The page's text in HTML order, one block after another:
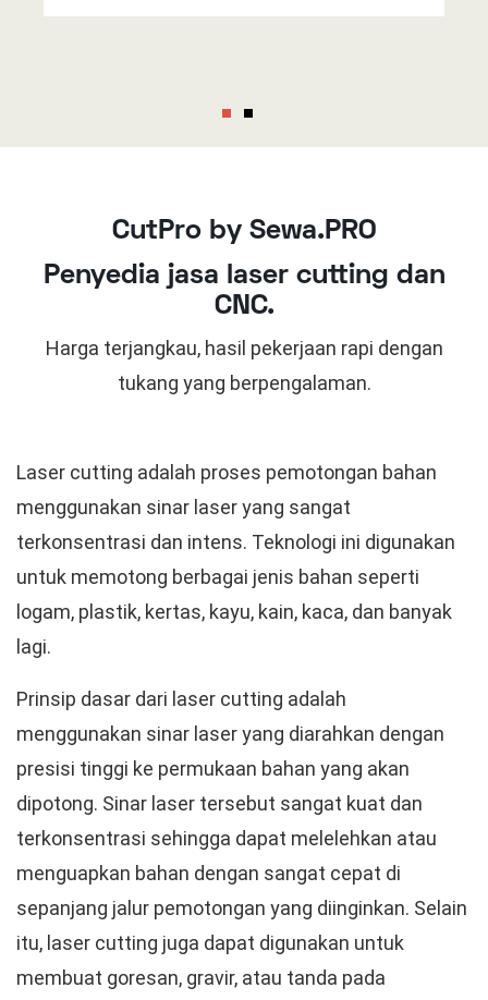
1 2
CutPro by Sewa.PRO
Penyedia jasa laser cutting dan
CNC.
Harga terjangkau, hasil pekerjaan rapi dengan
tukang yang berpengalaman.
Laser cutting adalah proses pemotongan bahan
menggunakan sinar laser yang sangat
terkonsentrasi dan intens. Teknologi ini digunakan
untuk memotong berbagai jenis bahan seperti
logam, plastik, kertas, kayu, kain, kaca, dan banyak
lagi.
Prinsip dasar dari laser cutting adalah
menggunakan sinar laser yang diarahkan dengan
presisi tinggi ke permukaan bahan yang akan
dipotong. Sinar laser tersebut sangat kuat dan
terkonsentrasi sehingga dapat melelehkan atau
menguapkan bahan dengan sangat cepat di
sepanjang jalur pemotongan yang diinginkan. Selain
itu, laser cutting juga dapat digunakan untuk
membuat goresan, gravir, atau tanda pada